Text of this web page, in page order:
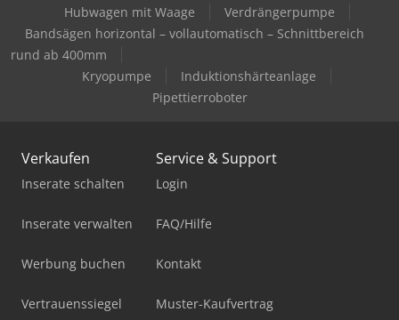
Hubwagen mit Waage
Verdrängerpumpe
Bandsägen horizontal – vollautomatisch – Schnittbereich
rund ab 400mm
Kryopumpe
Induktionshärteanlage
Pipettierroboter
Verkaufen
Inserate schalten
Inserate verwalten
Werbung buchen
Vertrauenssiegel
Service & Support
Login
FAQ/Hilfe
Kontakt
Muster-Kaufvertrag